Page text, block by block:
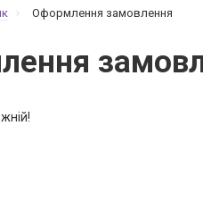
Оформлення замовлення